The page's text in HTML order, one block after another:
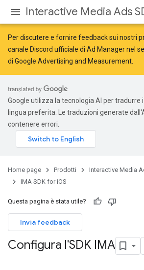
Interactive Media Ads
Per discutere e fornire feedback sui nostri
canale Discord ufficiale di Ad Manager nel
di Google Advertising and Measurement
Google utilizza la tecnologia AI per tradurre
lingua preferita. Le traduzioni generate
contenere errori.
Home page Prodotti
Interactive Media
IMA SDK for iOS
Questa pagina è stata utile?
Invia feedback
Configura l'SDK IMA